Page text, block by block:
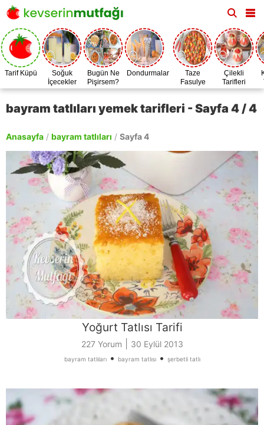
Tarif Küpü
Soğuk
İçecekler
Bugün Ne
Pişirsem?
Dondurmalar
Taze
Fasulye
Zamanı
Çilekli
Tarifleri
bayram tatlıları yemek tarifleri - Sayfa 4 / 4
Anasayfa / bayram tatlıları / Sayfa 4
Yoğurt Tatlısı Tarifi
227 Yorum 30 Eylül 2013
bayram tatlıları• bayram tatlısı• şerbetli tatlı